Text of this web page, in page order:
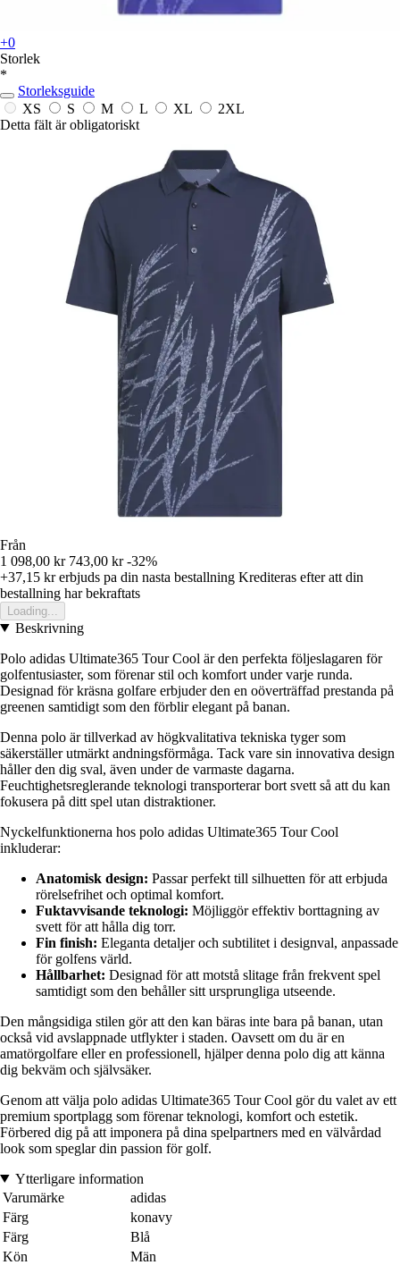
+0
Storlek
*
Storleksguide
XS
S M L XL
2XL
Detta fält är obligatoriskt
Från
1 098,00 kr 743,00 kr -32%
+37,15 krerbjuds pa din nasta bestallning Krediteras efter att din
bestallning har bekraftats
Loading...
Beskrivning
Polo adidas Ultimate365 Tour Cool är den perfekta följeslagaren för
golfentusiaster, som förenar stil och komfort under varje runda.
Designad för kräsna golfare erbjuder den en oöverträffad prestanda på
greenen samtidigt som den förblir elegant på banan.
Denna polo är tillverkad av högkvalitativa tekniska tyger som
säkerställer utmärkt andningsförmåga. Tack vare sin innovativa design
håller den dig sval, även under de varmaste dagarna.
Feuchtighetsreglerande teknologi transporterar bort svett så att du kan
fokusera på ditt spel utan distraktioner.
Nyckelfunktionerna hos polo adidas Ultimate365 Tour Cool
inkluderar:
Anatomisk design: Passar perfekt till silhuetten för att erbjuda
rörelsefrihet och optimal komfort.
Fuktavvisande teknologi: Möjliggör effektiv borttagning av
svett för att hålla dig torr.
Fin finish: Eleganta detaljer och subtilitet i designval, anpassade
för golfens värld.
Hållbarhet: Designad för att motstå slitage från frekvent spel
samtidigt som den behåller sitt ursprungliga utseende.
Den mångsidiga stilen gör att den kan bäras inte bara på banan, utan
också vid avslappnade utflykter i staden. Oavsett om du är en
amatörgolfare eller en professionell, hjälper denna polo dig att känna
dig bekväm och självsäker.
Genom att välja polo adidas Ultimate365 Tour Cool gör du valet av ett
premium sportplagg som förenar teknologi, komfort och estetik.
Förbered dig på att imponera på dina spelpartners med en välvårdad
look som speglar din passion för golf.
Ytterligare information
Varumärke
adidas
Färg
konavy
Färg
Blå
Kön
Män